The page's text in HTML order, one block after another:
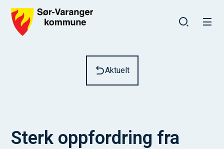
Aktuelt
Sterk oppfordring fra